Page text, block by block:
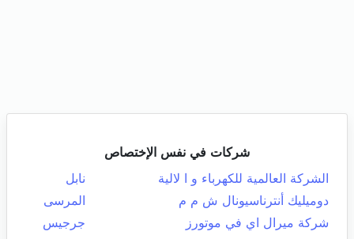
شركات في نفس الإختصاص
الشركة العالمية للكهرباء و ا لالية
نابل
دوميليك أنترناسيونال ش م م
المرسى
شركة ميرال اي في موتورز
جرجيس